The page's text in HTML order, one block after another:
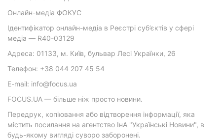
Онлайн-медіа ФОКУС
Ідентифікатор онлайн-медіа в Реєстрі суб’єктів у сфері
медіа — R40-03129
Адреса: 01133, м. Київ, бульвар Лесі Українки, 26
Телефон: +38 044 207 45 54
E-mail: info@focus.ua
FOCUS.UA — більше ніж просто новини.
Передрук, копіювання або відтворення інформації, яка
містить посилання на агентство ІнА "Українські Новини", в
будь-якому вигляді суворо заборонені.